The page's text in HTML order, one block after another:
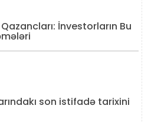
İnvestorların Bu
son istifadə tarixini